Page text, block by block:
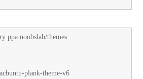
ppa:noobslab/themes
plank-theme-v6